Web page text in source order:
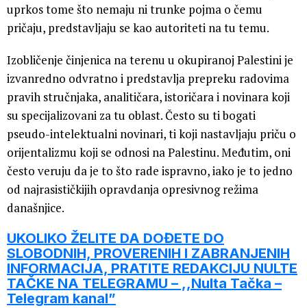
uprkos tome što nemaju ni trunke pojma o čemu
pričaju, predstavljaju se kao autoriteti na tu temu.
Izobličenje činjenica na terenu u okupiranoj Palestini je
izvanredno odvratno i predstavlja prepreku radovima
pravih stručnjaka, analitičara, istoričara i novinara koji
su specijalizovani za tu oblast. Često su ti bogati
pseudo-intelektualni novinari, ti koji nastavljaju priču o
orijentalizmu koji se odnosi na Palestinu. Međutim, oni
često veruju da je to što rade ispravno, iako je to jedno
od najrasističkijih opravdanja opresivnog režima
današnjice.
UKOLIKO ŽELITE DA DOĐETE DO
SLOBODNIH, PROVERENIH I ZABRANJENIH
INFORMACIJA, PRATITE REDAKCIJU NULTE
TAČKE NA TELEGRAMU – ,,Nulta Tačka –
Telegram kanal”